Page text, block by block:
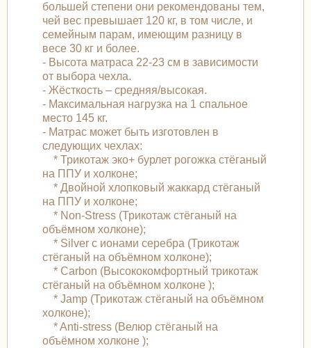
большей степени они рекомендованы тем,
чей вес превышает 120 кг, в том числе, и
семейным парам, имеющим разницу в
весе 30 кг и более.
- Высота матраса 22-23 см в зависимости
от выбора чехла.
- Жёсткость – средняя/высокая.
- Максимальная нагрузка на 1 спальное
место 145 кг.
- Матрас может быть изготовлен в
следующих чехлах:
* Трикотаж эко+ бурлет рогожка стёганый
на ППУ и холконе;
* Двойной хлопковый жаккард стёганый
на ППУ и холконе;
* Non-Stress (Трикотаж стёганый на
объёмном холконе);
* Silver с ионами серебра (Трикотаж
стёганый на объёмном холконе);
* Carbon (Высококомфортный трикотаж
стёганый на объёмном холконе );
* Jamp (Трикотаж стёганый на объёмном
холконе);
* Anti-stress (Велюр стёганый на
объёмном холконе );